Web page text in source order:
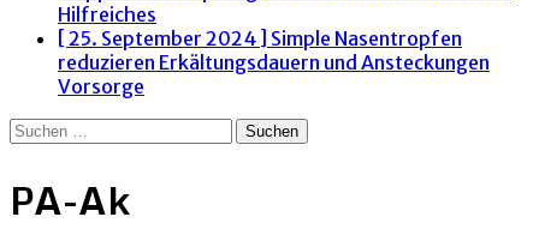
Hilfreiches
[ 25. September 2024 ] Simple Nasentropfen
reduzieren Erkältungsdauern und Ansteckungen
Vorsorge
Suchen
PA-Ak